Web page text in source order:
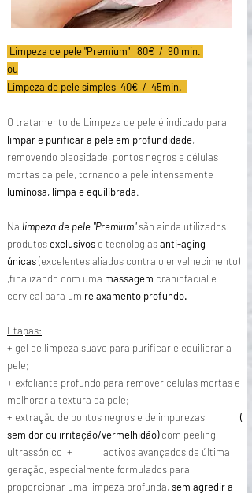
Limpeza de pele "Premium" 80€ / 90 min.
ou
Limpeza de pele simples 40€ / 45min.
O tratamento de Limpeza de pele é indicado para
limpar e purificar a pele em profundidade,
removendo oleosidade, pontos negros e células
mortas da pele, tornando a pele intensamente
luminosa, limpa e equilibrada.
Na limpeza de pele "Premium"são ainda utilizados
produtosexclusivos e tecnologiasanti-aging
únicas(excelentes aliados contra o envelhecimento)
,finalizando com uma massagem craniofacial e
cervical para um relaxamento profundo.
Etapas:
+ gel de limpeza suave para purificar e equilibrar a
pele;
+ exfoliante profundo para remover celulas mortas e
melhorar a textura da pele;
+ extração de pontos negros e de impurezas
(
sem dor ou irritação/vermelhidão)com peeling
ultrassónico + activos avançados de última
geração, especialmente formulados para
proporcionar uma limpeza profunda, sem agredir a